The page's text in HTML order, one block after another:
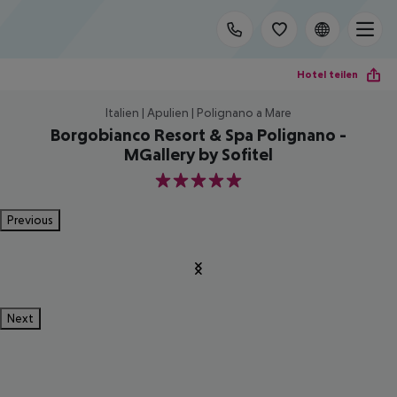
Hotel teilen
Italien | Apulien | Polignano a Mare
Borgobianco Resort & Spa Polignano -
MGallery by Sofitel
5
Previous
Next